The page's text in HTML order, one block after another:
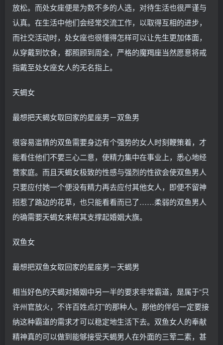
放松。而处女座便是为数不多的人选，对待生活也很严谨与
认真。在生活中他们会经常交流工作，以取得互相的进步，
而社交活动时，处女座也很懂得怎样可以让先生更加体面，
从穿戴到饮食，都照顾到周全，严格的魔羯座当然愿意将戒
指戴至处女座女人的无名指上。
天蝎女
最想把天蝎女取回家的星座男－双鱼男
很容易滥情的双鱼需要身边有个强势的女人时刻鞭策着，才
能看住他们不要三心二意，使精力集中在事业上，悉心地经
营家庭。而且天蝎女极致的性感与强烈的性欲会使双鱼男人
只要应付她一个便没有精力再去应付其他女人，即便不留神
招惹了路边的花草，也只能看看而已了……柔弱的双鱼男人
的确需要天蝎女来帮其支撑起婚姻大旗。
双鱼女
最想把双鱼女取回家的星座男－天蝎男
相当好色的天蝎对婚姻中另一半的要求非常霸道，是属于“只
许州官放火，不许百姓点灯”的那种人。那他的伴侣一定要接
纳这种霸道的需求才可以稳定地生活下去。双鱼女人的奉献
精神真的可以做到能够接受天蝎男人在外面的三荤二素，甚